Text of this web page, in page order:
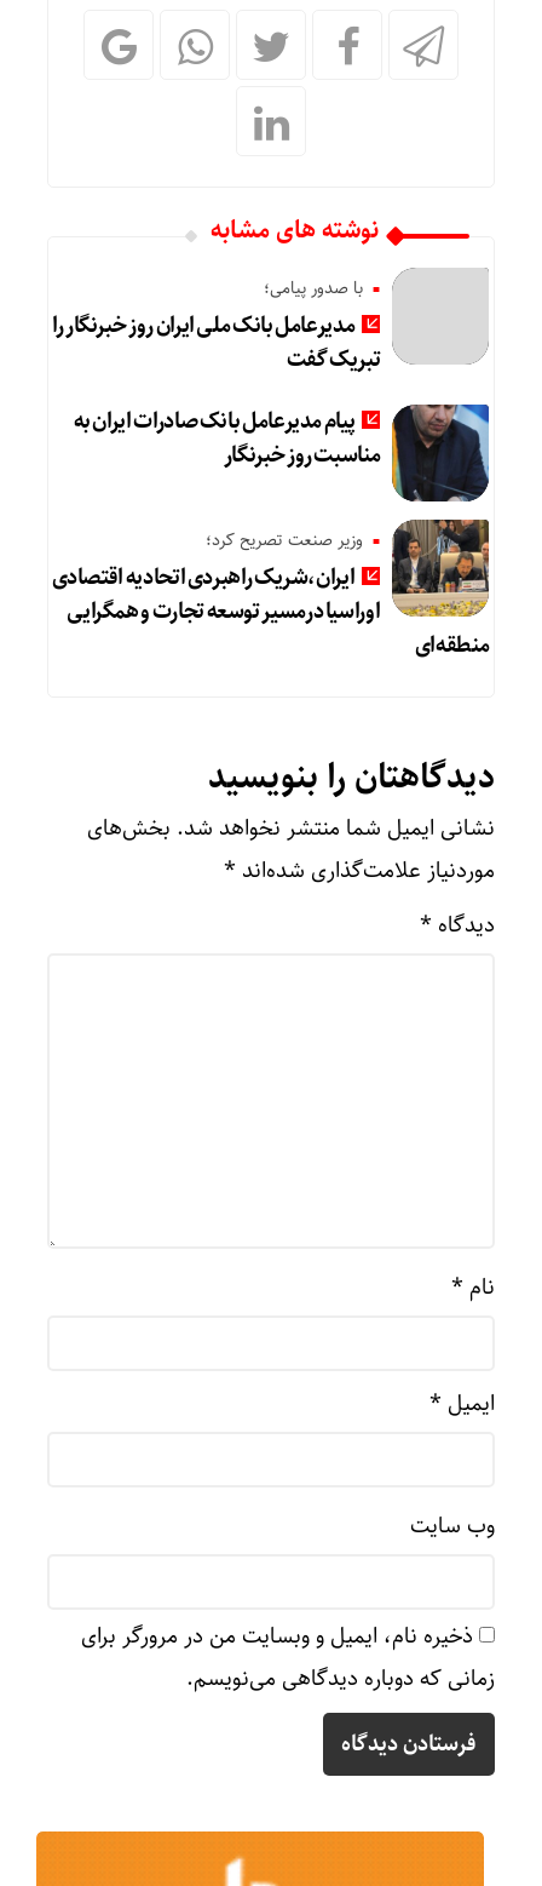
نوشته های مشابه
با صدور پیامی؛
مدیرعامل بانک ملی ایران روز خبرنگار را
تبریک گفت
پیام مدیرعامل بانک صادرات ایران به
مناسبت روز خبرنگار
وزیر صنعت تصریح کرد؛
ایران،شریک راهبردی اتحادیه اقتصادی
اوراسیا درمسیر توسعه تجارت و همگرایی
منطقه‌ای
دیدگاهتان را بنویسید
نشانی ایمیل شما منتشر نخواهد شد. بخش‌های
موردنیاز علامت‌گذاری شده‌اند *
دیدگاه *
نام *
ایمیل *
وب‌ سایت
ذخیره نام، ایمیل و وبسایت من در مرورگر برای
زمانی که دوباره دیدگاهی می‌نویسم.